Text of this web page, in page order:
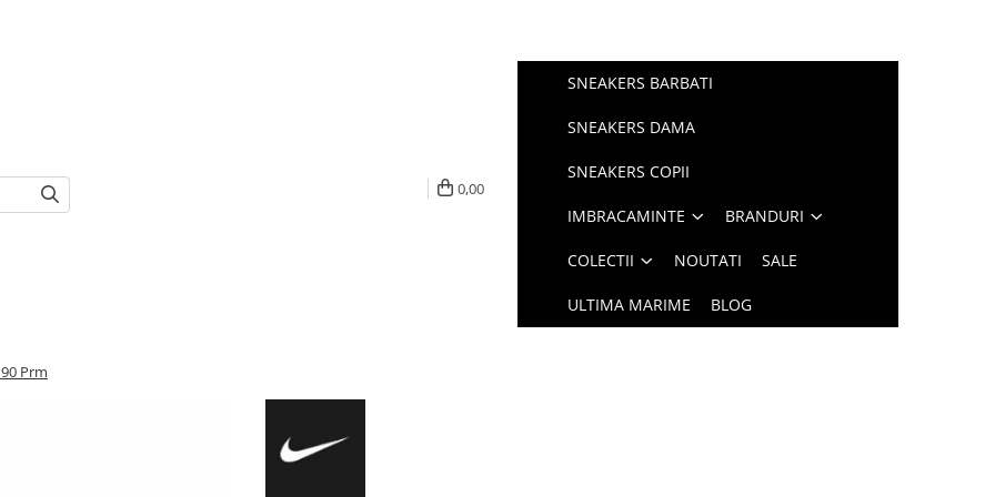
0,00
SNEAKERS BARBATI
SNEAKERS DAMA
SNEAKERS COPII
IMBRACAMINTE BRANDURI
COLECTII NOUTATI SALE
ULTIMA MARIME BLOG
Prm